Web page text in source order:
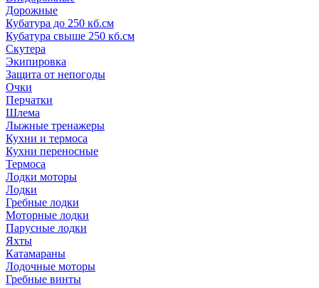
Дорожные
Кубатура до 250 кб.см
Кубатура свыше 250 кб.см
Скутера
Экипировка
Защита от непогоды
Очки
Перчатки
Шлема
Лыжные тренажеры
Кухни и термоса
Кухни переносные
Термоса
Лодки моторы
Лодки
Гребные лодки
Моторные лодки
Парусные лодки
Яхты
Катамараны
Лодочные моторы
Гребные винты